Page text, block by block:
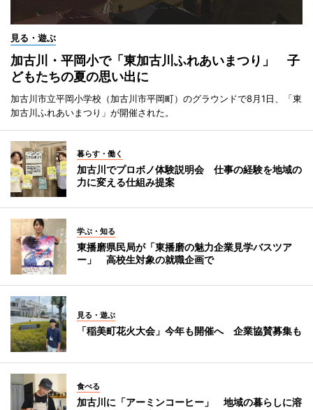
見る・遊ぶ
加古川・平岡小で「東加古川ふれあいまつり」 子
どもたちの夏の思い出に
加古川市立平岡小学校（加古川市平岡町）のグラウンドで8月1日、「東
加古川ふれあいまつり」が開催された。
暮らす・働く
加古川でプロボノ体験説明会 仕事の経験を地域の
力に変える仕組み提案
学ぶ・知る
東播磨県民局が「東播磨の魅力企業見学バスツア
ー」 高校生対象の就職企画で
見る・遊ぶ
「稲美町花火大会」今年も開催へ 企業協賛募集も
食べる
加古川に「アーミンコーヒー」 地域の暮らしに溶